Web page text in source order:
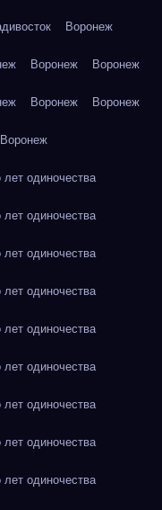
Воронеж
Воронеж Воронеж
Воронеж Воронеж
Воронеж
одиночества
одиночества
одиночества
одиночества
одиночества
одиночества
одиночества
одиночества
одиночества